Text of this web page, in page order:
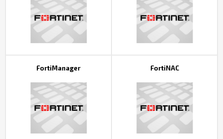
FortiManager FortiNAC